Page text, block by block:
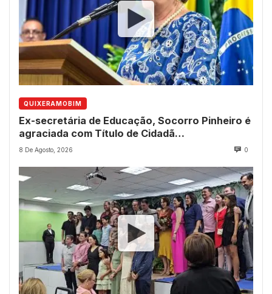
QUIXERAMOBIM
Ex-secretária de Educação, Socorro Pinheiro é
agraciada com Título de Cidadã
Quixeramobinense
8 De Agosto, 2026 0